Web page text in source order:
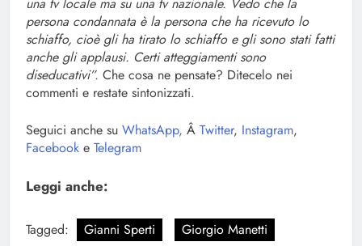
una tv locale ma su una tv nazionale. Vedo che la
persona condannata è la persona che ha ricevuto lo
schiaffo, cioè gli ha tirato lo schiaffo e gli sono stati fatti
anche gli applausi. Certi atteggiamenti sono
diseducativi”. Che cosa ne pensate? Ditecelo nei
commenti e restate sintonizzati.
Seguici anche su WhatsApp, Â Twitter, Instagram,
Facebook e Telegram
Leggi anche:
Tagged: Gianni Sperti
Giorgio Manetti